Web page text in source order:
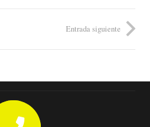
Entrada siguiente